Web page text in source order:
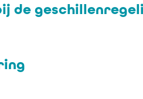
de